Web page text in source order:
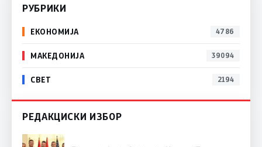
РУБРИКИ
ЕКОНОМИЈА 4786
МАКЕДОНИЈА 39094
СВЕТ 2194
РЕДАКЦИСКИ ИЗБОР